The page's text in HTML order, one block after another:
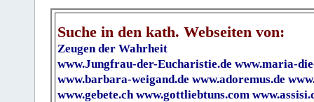
Suche in den kath. Webseiten von:
Zeugen der Wahrheit
www.Jungfrau-der-Eucharistie.de www.maria-
www.barbara-weigand.de www.adoremus.de
www.gebete.ch www.gottliebtuns.com